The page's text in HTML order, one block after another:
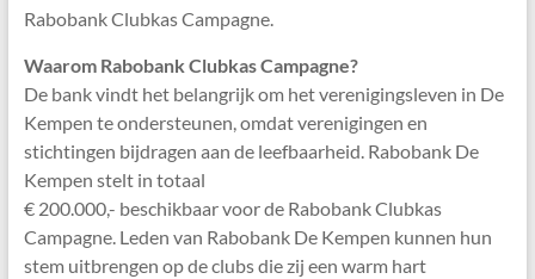
Rabobank Clubkas Campagne.
Waarom Rabobank Clubkas Campagne?
De bank vindt het belangrijk om het verenigingsleven in De
Kempen te ondersteunen, omdat verenigingen en
stichtingen bijdragen aan de leefbaarheid. Rabobank De
Kempen stelt in totaal
€ 200.000,- beschikbaar voor de Rabobank Clubkas
Campagne. Leden van Rabobank De Kempen kunnen hun
stem uitbrengen op de clubs die zij een warm hart